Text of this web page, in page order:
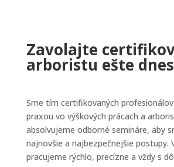
Zavolajte
arboristu ešte dnes
Sme tím certifikovaných
praxou vo výškových prácach a
absolvujeme odborné semináre, aby
najnovšie a najbezpečnejšie postupy.
pracujeme rýchlo, precízne a vždy s